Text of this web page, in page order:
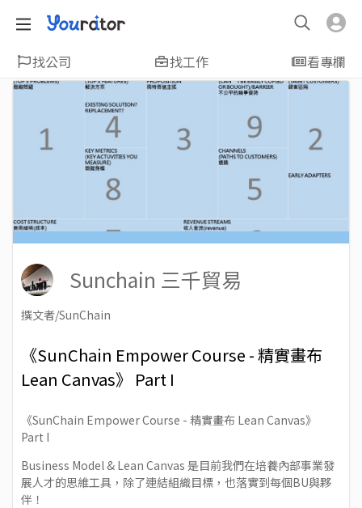
找公司 找工作 看專欄
Sunchain 三千貿易
撰文者/SunChain
《SunChain Empower Course - 精實畫布
Lean Canvas》 Part I
《SunChain Empower Course - 精實畫布 Lean Canvas》
Part I
Business Model & Lean Canvas 是目前我們在培養內部事業發
展人才的思維工具，除了連結組織目標，也落實到每個BU與夥
伴！